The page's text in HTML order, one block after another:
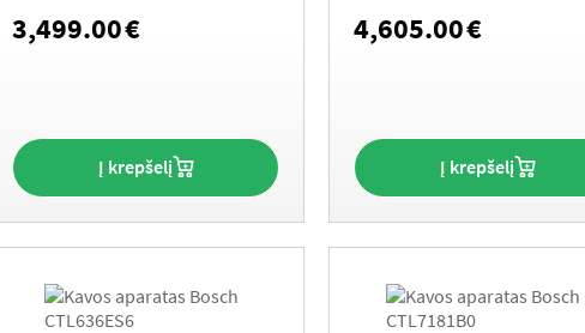
3,499.00€
Į krepšelį
4,605.00€
Į krepšelį